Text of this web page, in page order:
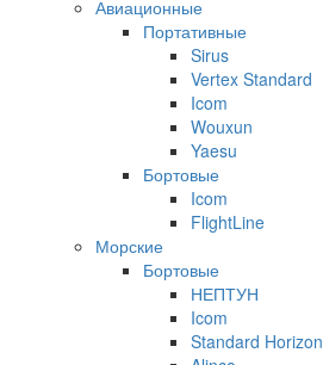
Авиационные
Портативные
Sirus
Vertex Standard
Icom
Wouxun
Yaesu
Бортовые
Icom
FlightLine
Морские
Бортовые
НЕПТУН
Icom
Standard Horizon